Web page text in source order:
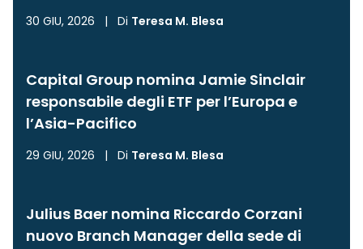
30 GIU, 2026 | Di Teresa M. Blesa
Capital Group nomina Jamie Sinclair
responsabile degli ETF per l’Europa e
l’Asia-Pacifico
29 GIU, 2026 | Di Teresa M. Blesa
Julius Baer nomina Riccardo Corzani
nuovo Branch Manager della sede di